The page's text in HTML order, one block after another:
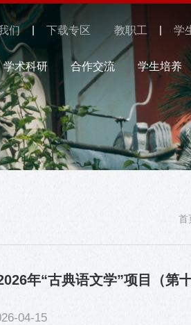
们 下载专区 教职工 学
学术科研 合作交流 学生培养
首
年“古典语文学”项目（第
04-15